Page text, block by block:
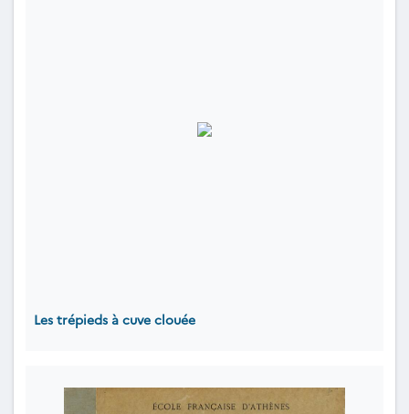
Les trépieds à cuve clouée